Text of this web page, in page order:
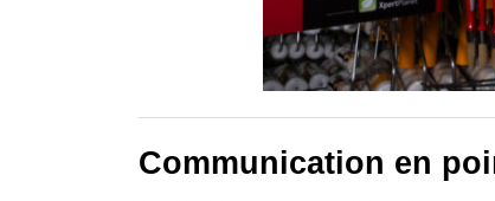
Communication en